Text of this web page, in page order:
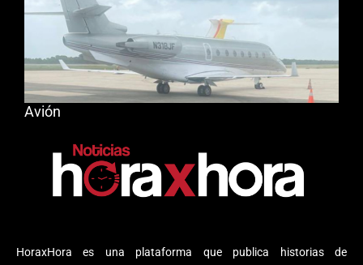
HoraxHora es una plataforma que publica historias de
Avión